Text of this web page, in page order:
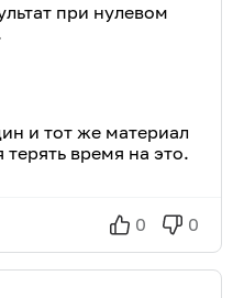
при нулевом
и тот же материал
время на это.
0 0